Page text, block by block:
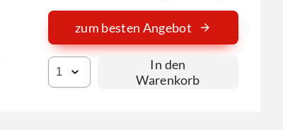
zum besten Angebot
In den
Warenkorb